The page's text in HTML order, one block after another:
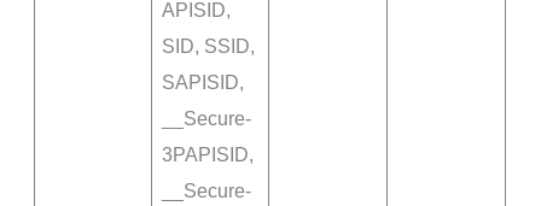
APISID,
SID, SSID,
SAPISID,
__Secure-
3PAPISID,
__Secure-